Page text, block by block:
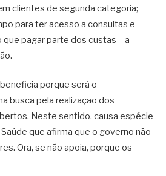
clientes de segunda categoria;
para ter acesso a consultas e
pagar parte dos custas – a
porque será o
busca pela realização dos
Neste sentido, causa espécie
que afirma que o governo não
Ora, se não apoia, porque os